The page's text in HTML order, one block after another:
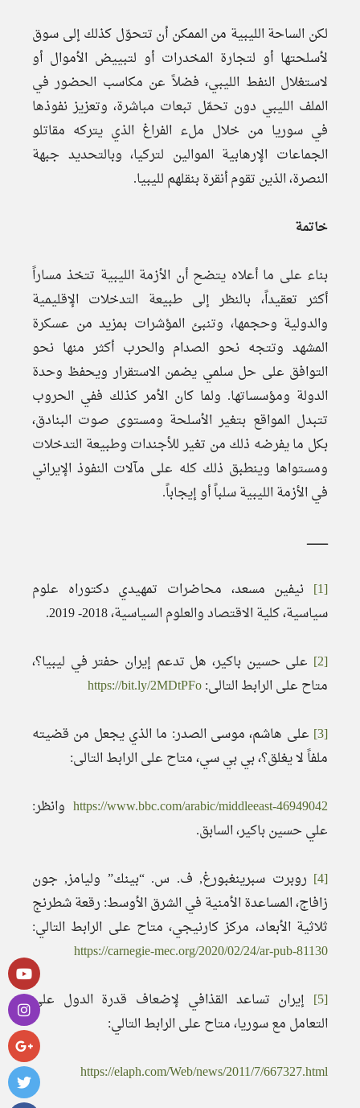
لكن الساحة الليبية من الممكن أن تتحوّل كذلك إلى سوق
لأسلحتها أو لتجارة المخدرات أو لتبييض الأموال أو
لاستغلال النفط الليبي، فضلاً عن مكاسب الحضور في
الملف الليبي دون تحمّل تبعات مباشرة، وتعزيز نفوذها
في سوريا من خلال ملء الفراغ الذي يتركه مقاتلو
الجماعات الإرهابية الموالين لتركيا، وبالتحديد جبهة
النصرة، الذين تقوم أنقرة بنقلهم لليبيا.
خاتمة
بناء على ما أعلاه يتضح أن الأزمة الليبية تتخذ مساراً
أكثر تعقيداً، بالنظر إلى طبيعة التدخلات الإقليمية
والدولية وحجمها، وتنبئ المؤشرات بمزيد من عسكرة
المشهد وتتجه نحو الصدام والحرب أكثر منها نحو
التوافق على حل سلمي يضمن الاستقرار ويحفظ وحدة
الدولة ومؤسساتها. ولما كان الأمر كذلك ففي الحروب
تتبدل المواقع بتغير الأسلحة ومستوى صوت البنادق،
بكل ما يفرضه ذلك من تغير للأجندات وطبيعة التدخلات
ومستواها وينطبق ذلك كله على مآلات النفوذ الإيراني
في الأزمة الليبية سلباً أو إيجاباً.
ـــــــــــــ
[1]
نيفين مسعد، محاضرات تمهيدي دكتوراه علوم
سياسية، كلية الاقتصاد والعلوم السياسية، 2018- 2019.
[2]
على حسين باكير، هل تدعم إيران حفتر في ليبيا؟،
متاح على الرابط التالى:https://bit.ly/2MDtPFo
[3]
على هاشم، موسى الصدر: ما الذي يجعل من قضيته
ملفاً لا يغلق؟، بي بي سي، متاح على الرابط التالى:
https://www.bbc.com/arabic/middleeast-46949042 وانظر:
علي حسين باكير، السابق.
[4]
روبرت سبرينغبورغ, ف. س. “بينك” وليامز, جون
زافاج، المساعدة الأمنية في الشرق الأوسط: رقعة شطرنج
ثلاثية الأبعاد، مركز كارنيجي، متاح على الرابط التالي:
https://carnegie-mec.org/2020/02/24/ar-pub-81130
[5]
إيران تساعد القذافي لإضعاف قدرة الدول على
التعامل مع سوريا، متاح على الرابط التالي:
https://elaph.com/Web/news/2011/7/667327.html